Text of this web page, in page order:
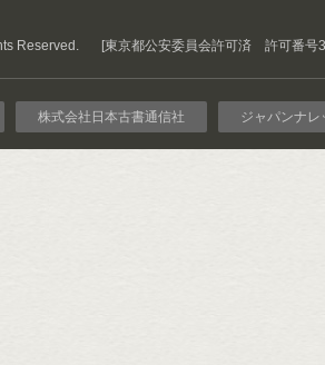
Reserved. [東京都公安委員会許可済 許可番号
株式会社日本古書通信社 ジャパンナレ